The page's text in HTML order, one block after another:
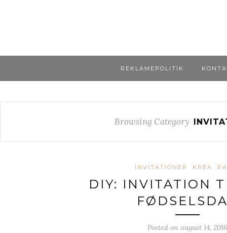
REKLAMEPOLITIK
Browsing Category
INVITATIONER KREA
DIY: INVITATION
Posted on august 14, 2016